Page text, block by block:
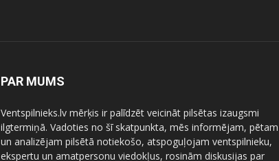
PAR MUMS
Ventspilnieks.lv mērķis ir palīdzēt veicināt pilsētas izaugsmi
ilgtermiņā. Vadoties no šī skatpunkta, mēs informējam, pētam
un analizējam pilsētā notiekošo, atspoguļojam ventspilnieku,
ekspertu un amatpersonu viedokļus, rosinām diskusijas par